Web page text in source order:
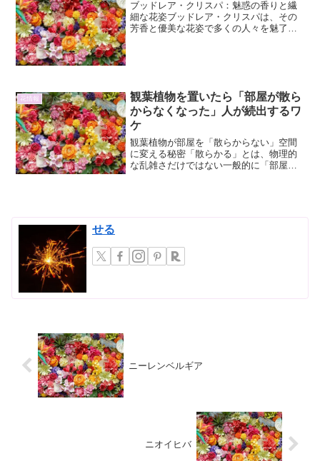
ブッドレア・クリスパ：魅惑の香りと繊
細な花姿ブッドレア・クリスパは、その
芳香と優美な花姿で多くの人々を魅了す
花情報
観葉植物を置いたら「部屋が散ら
からなくなった」人が続出するワ
ケ
観葉植物が部屋を「散らからない」空間
に変える秘密「散らかる」とは、物理的
な乱雑さだけではない一般的に「部屋が
せる
ニーレンベルギア
ニオイヒバ